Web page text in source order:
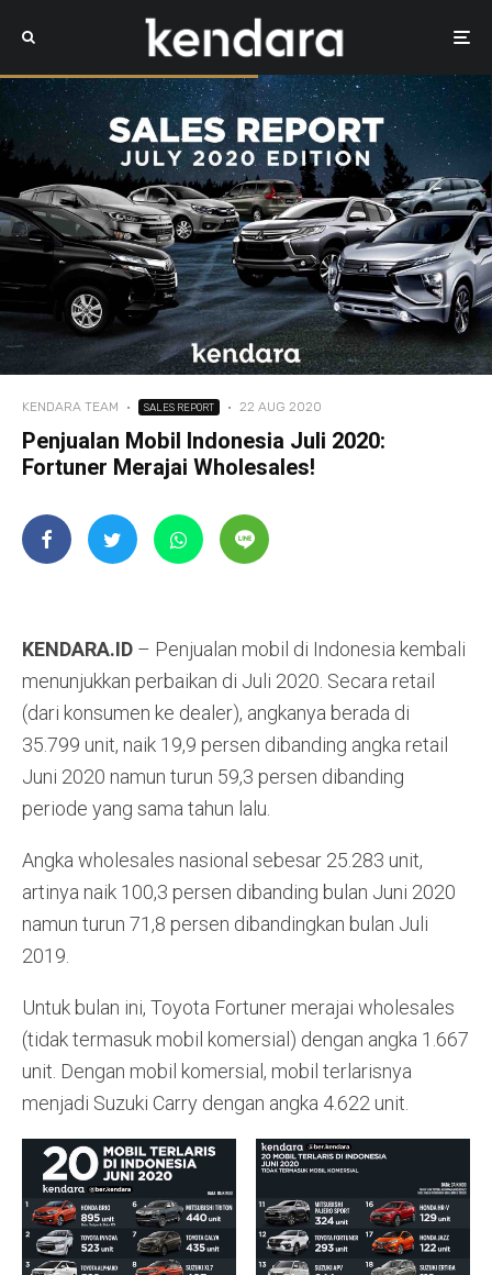
KENDARA TEAM · SALES REPORT · 22 AUG 2020
Penjualan Mobil Indonesia Juli 2020:
Fortuner Merajai Wholesales!
KENDARA.ID – Penjualan mobil di Indonesia kembali
menunjukkan perbaikan di Juli 2020. Secara retail
(dari konsumen ke dealer), angkanya berada di
35.799 unit, naik 19,9 persen dibanding angka retail
Juni 2020 namun turun 59,3 persen dibanding
periode yang sama tahun lalu.
Angka wholesales nasional sebesar 25.283 unit,
artinya naik 100,3 persen dibanding bulan Juni 2020
namun turun 71,8 persen dibandingkan bulan Juli
2019.
Untuk bulan ini, Toyota Fortuner merajai wholesales
(tidak termasuk mobil komersial) dengan angka 1.667
unit. Dengan mobil komersial, mobil terlarisnya
menjadi Suzuki Carry dengan angka 4.622 unit.